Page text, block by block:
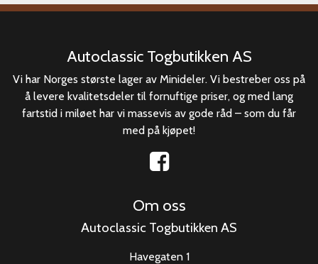
Autoclassic Togbutikken AS
Vi har Norges største lager av Minideler. Vi bestreber oss på
å levere kvalitetsdeler til fornuftige priser, og med lang
fartstid i miløet har vi massevis av gode råd – som du får
med på kjøpet!
Om oss
Autoclassic Togbutikken AS
Havegaten 1